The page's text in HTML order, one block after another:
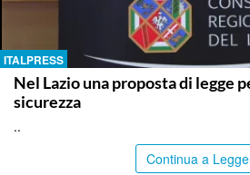
ITALPRESS
Nel Lazio una proposta di legge
sicurezza
..
Continua a